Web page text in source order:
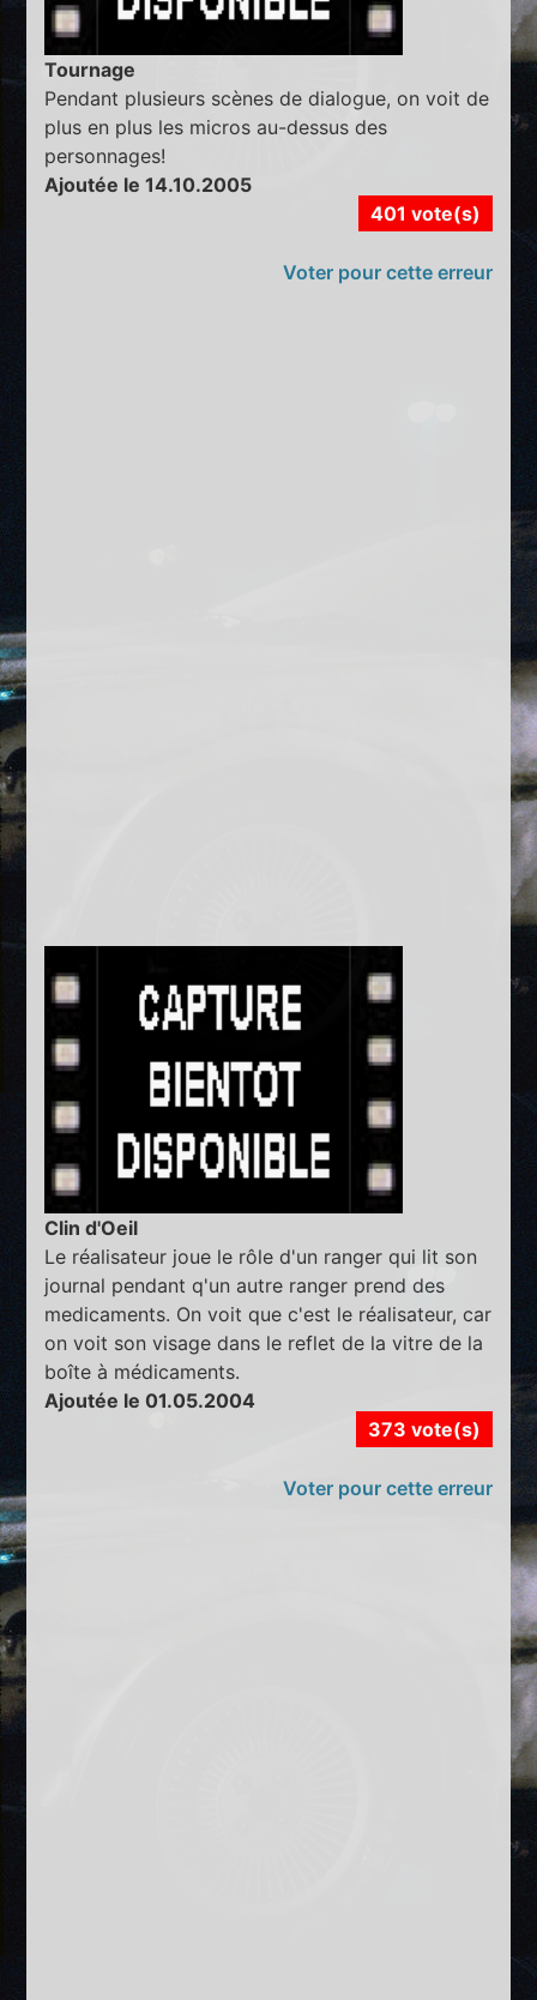
Tournage
Pendant plusieurs scènes de dialogue, on voit de
plus en plus les micros au-dessus des
personnages!
Ajoutée le 14.10.2005
401 vote(s)
Voter pour cette erreur
Clin d'Oeil
Le réalisateur joue le rôle d'un ranger qui lit son
journal pendant q'un autre ranger prend des
medicaments. On voit que c'est le réalisateur, car
on voit son visage dans le reflet de la vitre de la
boîte à médicaments.
Ajoutée le 01.05.2004
373 vote(s)
Voter pour cette erreur